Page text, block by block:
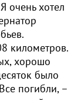
очень хотел
километров.
хорошо
было
погибли, –